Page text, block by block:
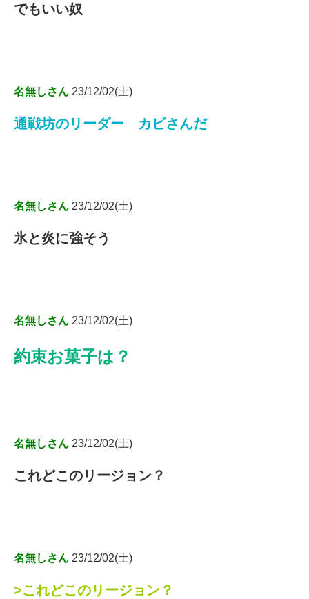
でもいい奴
名無しさん 23/12/02(土)
通戦坊のリーダー カビさんだ
名無しさん 23/12/02(土)
氷と炎に強そう
名無しさん 23/12/02(土)
約束お菓子は？
名無しさん 23/12/02(土)
これどこのリージョン？
名無しさん 23/12/02(土)
>これどこのリージョン？